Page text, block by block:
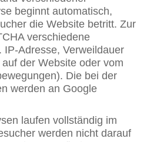
beginnt automatisch,
die Website betritt. Zur
verschiedene
IP-Adresse, Verweildauer
der Website oder vom
Die bei der
werden an Google
laufen vollständig im
werden nicht darauf